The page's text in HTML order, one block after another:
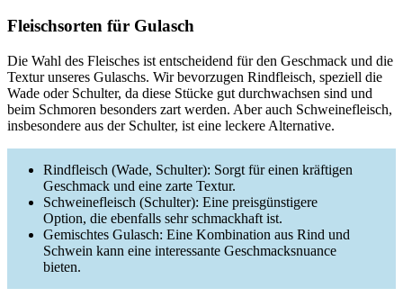
Fleischsorten für Gulasch
Die Wahl des Fleisches ist entscheidend für den Geschmack und die
Textur unseres Gulaschs. Wir bevorzugen Rindfleisch, speziell die
Wade oder Schulter, da diese Stücke gut durchwachsen sind und
beim Schmoren besonders zart werden. Aber auch Schweinefleisch,
insbesondere aus der Schulter, ist eine leckere Alternative.
Rindfleisch (Wade, Schulter): Sorgt für einen kräftigen
Geschmack und eine zarte Textur.
Schweinefleisch (Schulter): Eine preisgünstigere
Option, die ebenfalls sehr schmackhaft ist.
Gemischtes Gulasch: Eine Kombination aus Rind und
Schwein kann eine interessante Geschmacksnuance
bieten.